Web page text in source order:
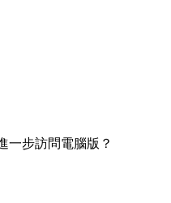
一步訪問電腦版？